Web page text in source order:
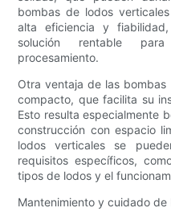
bombas de lodos
alta eficiencia y
solución rentable
procesamiento.
Otra ventaja de las
compacto, que facilita su
Esto resulta especialmente
construcción con espacio
lodos verticales se
requisitos específicos,
tipos de lodos y el
Mantenimiento y cuidado